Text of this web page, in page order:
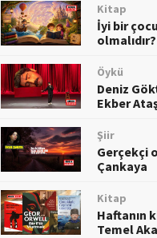
Kitap
İyi bir
Öykü
Deniz
Ekber
Şiir
Gerçekçi
Çankaya
Kitap
Haftanın
Temel